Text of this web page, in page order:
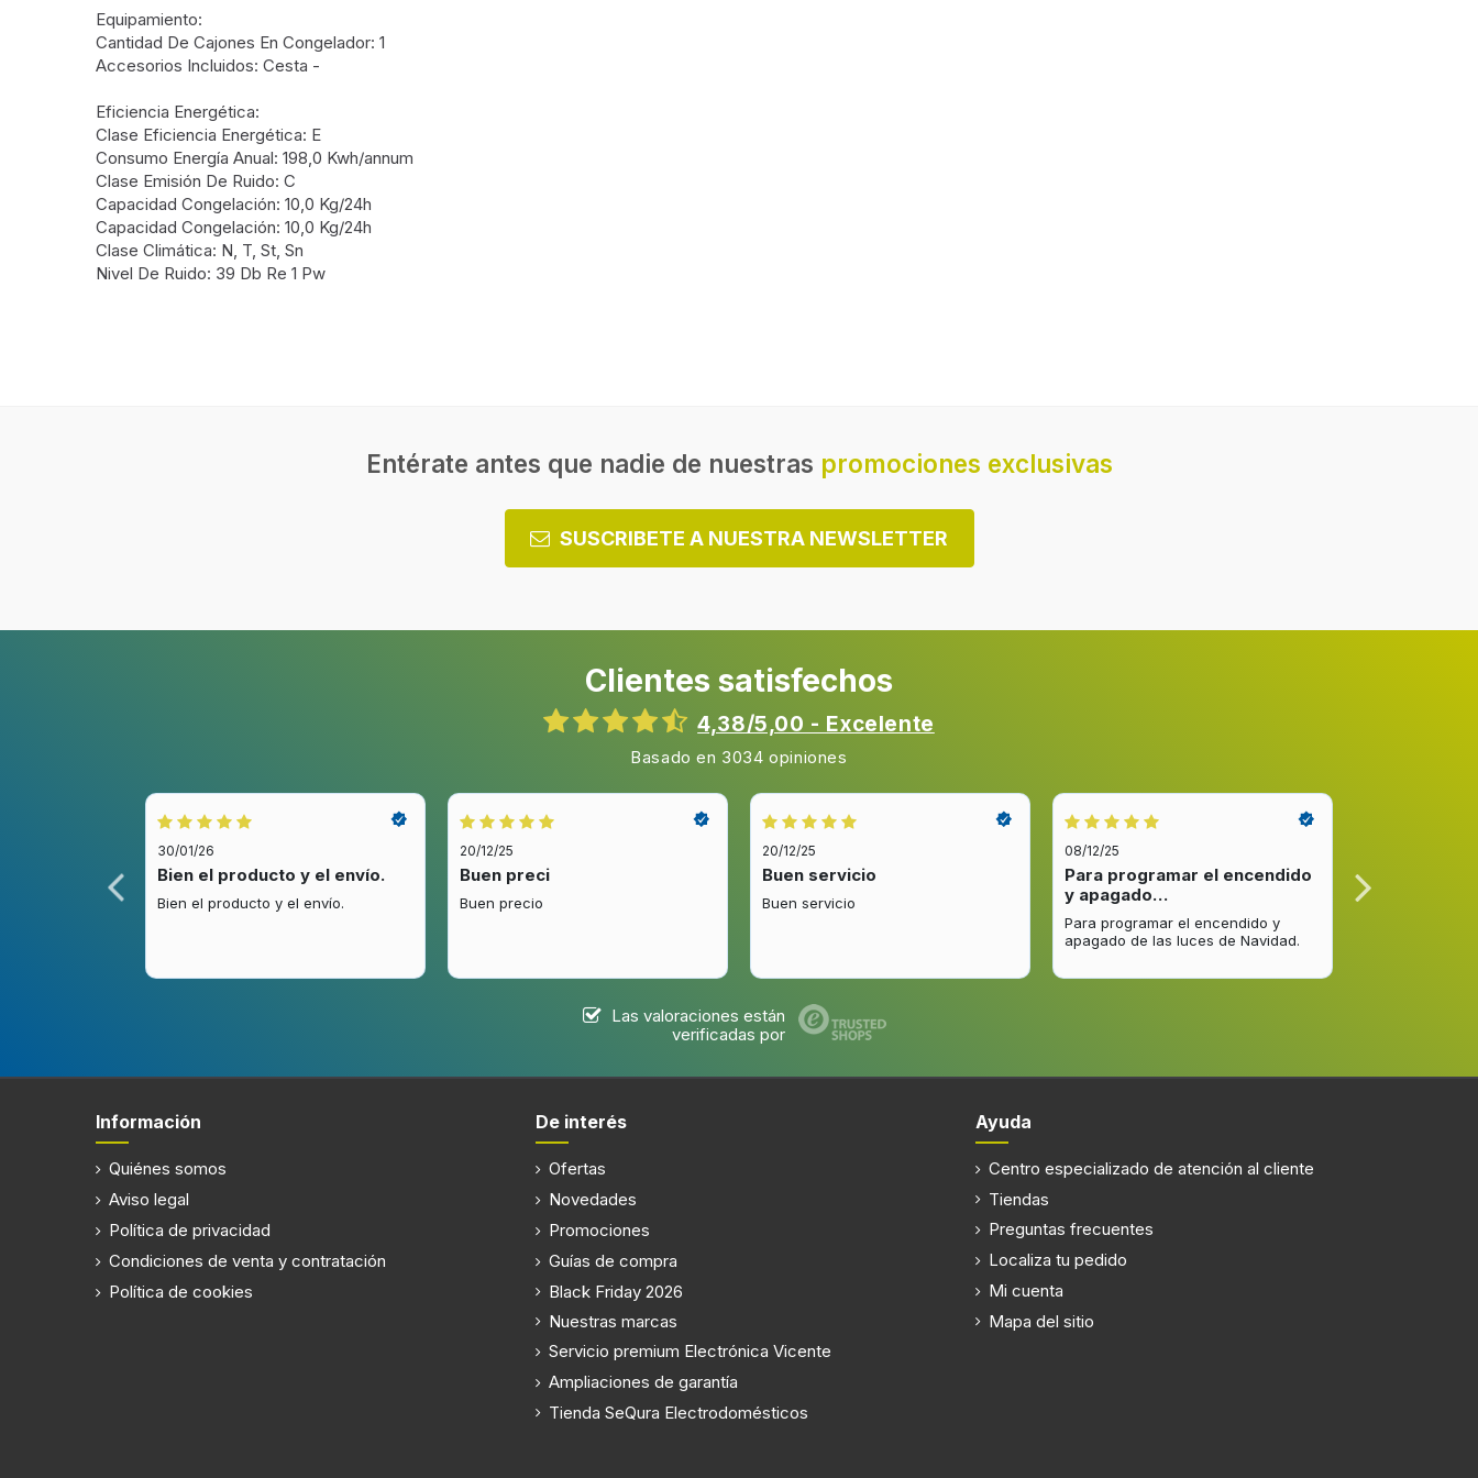
Equipamiento:
Cantidad De Cajones En Congelador: 1
Accesorios Incluidos: Cesta -
Eficiencia Energética:
Clase Eficiencia Energética: E
Consumo Energía Anual: 198,0 Kwh/annum
Clase Emisión De Ruido: C
Capacidad Congelación: 10,0 Kg/24h
Capacidad Congelación: 10,0 Kg/24h
Clase Climática: N, T, St, Sn
Nivel De Ruido: 39 Db Re 1 Pw
Entérate antes que nadie de nuestras promociones exclusivas
SUSCRIBETE A NUESTRA NEWSLETTER
Clientes satisfechos
4,38/5,00 - Excelente
Basado en 3034 opiniones
30/01/26
Bien el producto y el envío.
Bien el producto y el envío.
20/12/25
Buen preci
Buen precio
20/12/25
Buen servicio
Buen servicio
08/12/25
Para programar el encendido
y apagado…
Para programar el encendido y
apagado de las luces de Navidad.
venta y…
Las valoraciones están
verificadas por
Información
Quiénes somos
Aviso legal
Política de privacidad
Condiciones de venta y contratación
Política de cookies
De interés
Ofertas
Novedades
Promociones
Guías de compra
Black Friday 2026
Nuestras marcas
Servicio premium Electrónica Vicente
Ampliaciones de garantía
Tienda SeQura Electrodomésticos
Ayuda
Centro especializado de atención al cliente
Tiendas
Preguntas frecuentes
Localiza tu pedido
Mi cuenta
Mapa del sitio